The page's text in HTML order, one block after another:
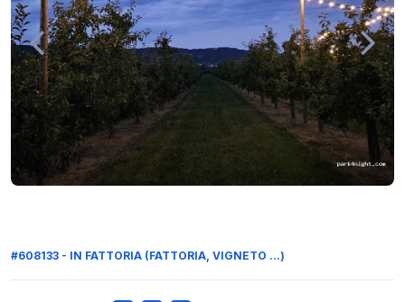
#608133 - IN FATTORIA (FATTORIA, VIGNETO ...)